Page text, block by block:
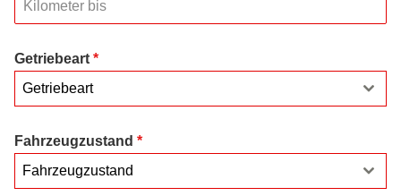
Getriebeart *
Getriebeart
Fahrzeugzustand *
Fahrzeugzustand